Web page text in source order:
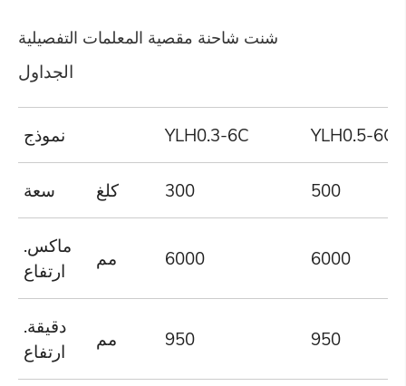
شنت شاحنة مقصية المعلمات التفصيلية
الجداول
نموذج YLH0.3-6C YLH0.5-6C
سعة كلغ 300 500
ماكس.
ارتفاع
مم 6000 6000
دقيقة.
ارتفاع
مم 950 950